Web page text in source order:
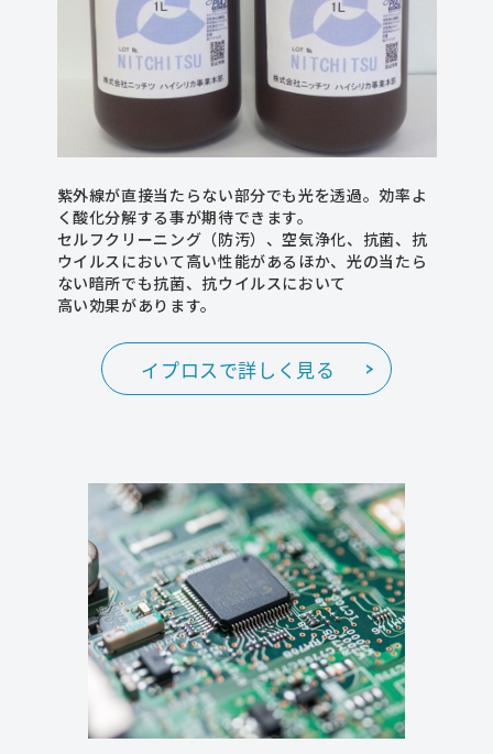
紫外線が直接当たらない部分でも光を透過。効率よ
く酸化分解する事が期待できます。
セルフクリーニング（防汚）、空気浄化、抗菌、抗
ウイルスにおいて高い性能があるほか、光の当たら
ない暗所でも抗菌、抗ウイルスにおいて
高い効果があります。
イプロスで詳しく見る